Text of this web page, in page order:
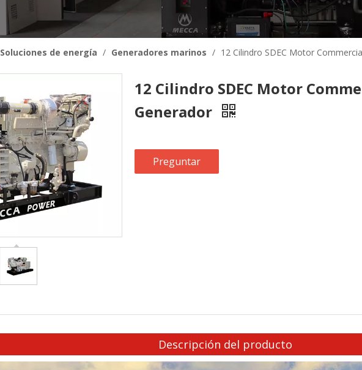
Soluciones de energía / Generadores marinos / 12 Cilindro SDEC Motor
12 Cilindro SDEC Motor
Generador
Preguntar
Descripción del producto